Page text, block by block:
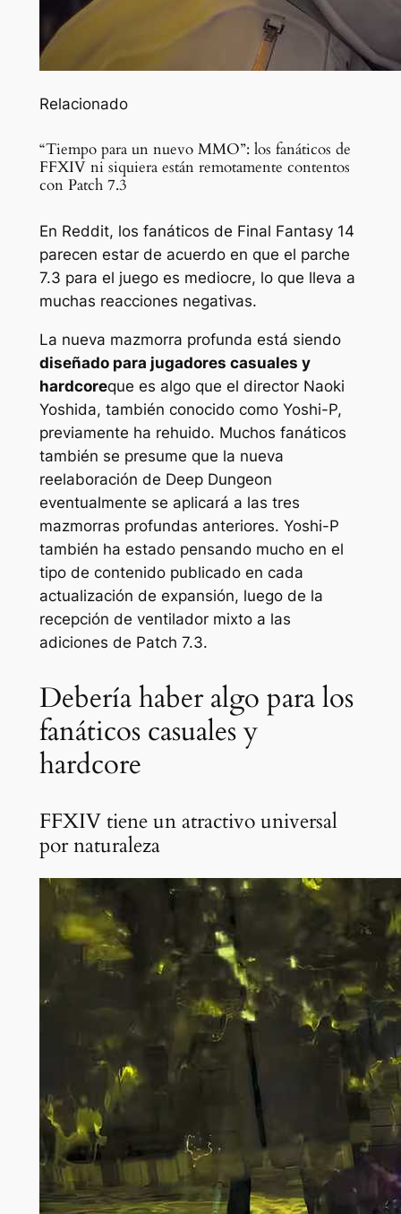
Relacionado
“Tiempo para un nuevo MMO”: los fanáticos de
FFXIV ni siquiera están remotamente contentos
con Patch 7.3
En Reddit, los fanáticos de Final Fantasy 14
parecen estar de acuerdo en que el parche
7.3 para el juego es mediocre, lo que lleva a
muchas reacciones negativas.
La nueva mazmorra profunda está siendo
diseñado para jugadores casuales y
hardcoreque es algo que el director Naoki
Yoshida, también conocido como Yoshi-P,
previamente ha rehuido. Muchos fanáticos
también se presume que la nueva
reelaboración de Deep Dungeon
eventualmente se aplicará a las tres
mazmorras profundas anteriores. Yoshi-P
también ha estado pensando mucho en el
tipo de contenido publicado en cada
actualización de expansión, luego de la
recepción de ventilador mixto a las
adiciones de Patch 7.3.
Debería haber algo para los
fanáticos casuales y
hardcore
FFXIV tiene un atractivo universal
por naturaleza